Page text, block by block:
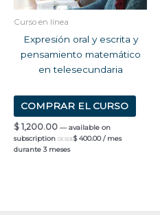
Curso en línea
Expresión oral y escrita y
pensamiento matemático
en telesecundaria
COMPRAR EL CURSO
$ 1,200.00 —available on
subscription DESDE$400.00 / mes
durante 3 meses